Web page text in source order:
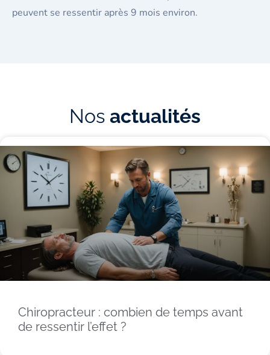
peuvent se ressentir après 9 mois environ.
Nos actualités
Chiropracteur : combien de temps avant
de ressentir l’effet ?